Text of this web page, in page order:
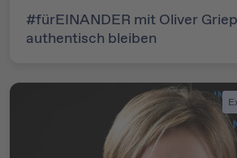
#fürEINANDER mit Oliver
authentisch bleiben